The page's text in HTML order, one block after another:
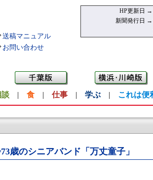
送稿マニュアル
お問い合わせ
HP更新日 →
新聞発行日 →
談 | 食 | 仕事 | 学ぶ | これは便
歳のシニアバンド「万丈童子」